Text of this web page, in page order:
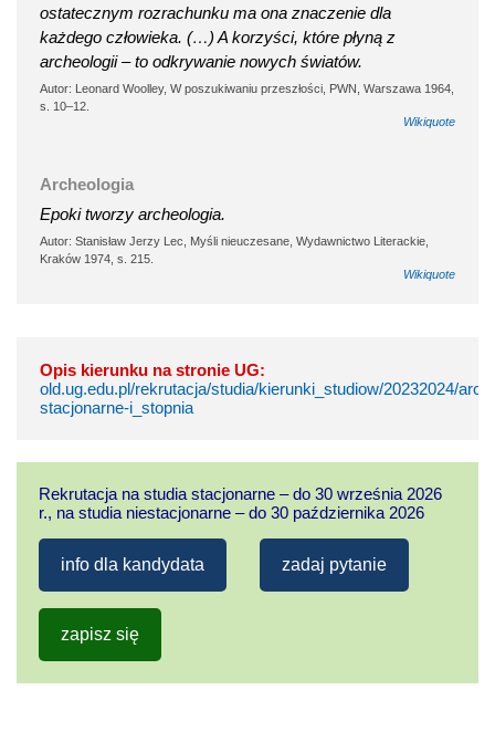
ostatecznym rozrachunku ma ona znaczenie dla
każdego człowieka. (…) A korzyści, które płyną z
archeologii – to odkrywanie nowych światów.
Autor: Leonard Woolley, W poszukiwaniu przeszłości, PWN, Warszawa 1964,
s. 10–12.
Wikiquote
Archeologia
Epoki tworzy archeologia.
Autor: Stanisław Jerzy Lec, Myśli nieuczesane, Wydawnictwo Literackie,
Kraków 1974, s. 215.
Wikiquote
Opis kierunku na stronie UG:
old.ug.edu.pl/rekrutacja/studia/kierunki_studiow/20232024/
stacjonarne-i_stopnia
Rekrutacja na studia stacjonarne – do 30 września 2026
r., na studia niestacjonarne – do 30 października 2026
info dla kandydata zadaj pytanie
zapisz się